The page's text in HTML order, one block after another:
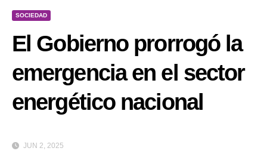
SOCIEDAD
El Gobierno prorrogó la
emergencia en el sector
energético nacional
JUN 2, 2025